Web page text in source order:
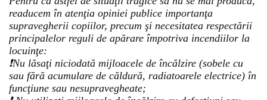
readucem în atenţia opiniei publice importanţa
supravegherii copiilor, precum şi necesitatea respectării
principalelor reguli de apărare împotriva incendiilor la
locuinţe:
❗Nu lăsaţi niciodată mijloacele de încălzire (sobele cu
sau fără acumulare de căldură, radiatoarele electrice) în
funcţiune sau nesupravegheate;